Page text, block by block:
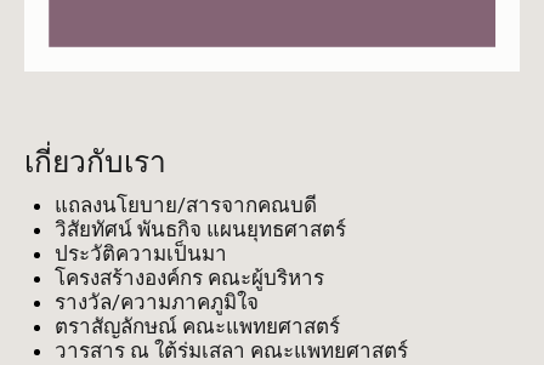
เกี่ยวกับเรา
แถลงนโยบาย/สารจากคณบดี
วิสัยทัศน์ พันธกิจ แผนยุทธศาสตร์
ประวัติความเป็นมา
โครงสร้างองค์กร คณะผู้บริหาร
รางวัล/ความภาคภูมิใจ
ตราสัญลักษณ์ คณะแพทยศาสตร์
วารสาร ณ ใต้ร่มเสลา คณะแพทยศาสตร์